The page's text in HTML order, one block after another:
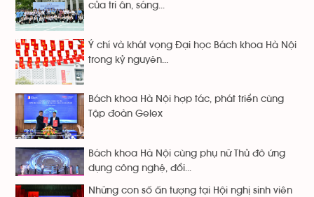
của tri ân, sáng...
Ý chí và khát vọng Đại học Bách khoa Hà Nội
trong kỷ nguyên...
Bách khoa Hà Nội hợp tác, phát triển cùng
Tập đoàn Gelex
Bách khoa Hà Nội cùng phụ nữ Thủ đô ứng
dụng công nghệ, đổi...
Những con số ấn tượng tại Hội nghị sinh viên